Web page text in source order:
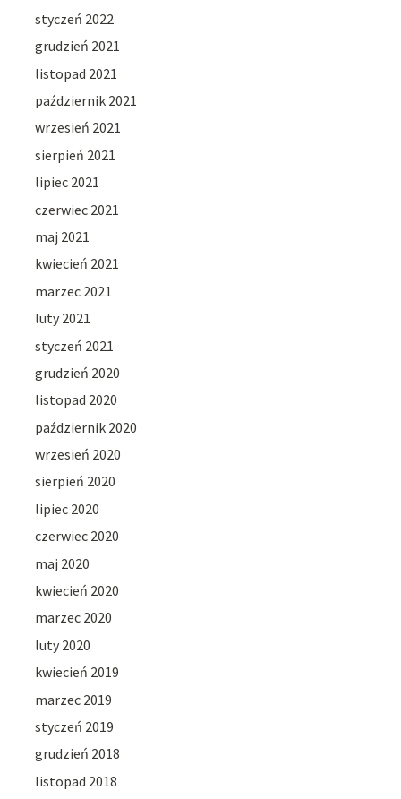
styczeń 2022
grudzień 2021
listopad 2021
październik 2021
wrzesień 2021
sierpień 2021
lipiec 2021
czerwiec 2021
maj 2021
kwiecień 2021
marzec 2021
luty 2021
styczeń 2021
grudzień 2020
listopad 2020
październik 2020
wrzesień 2020
sierpień 2020
lipiec 2020
czerwiec 2020
maj 2020
kwiecień 2020
marzec 2020
luty 2020
kwiecień 2019
marzec 2019
styczeń 2019
grudzień 2018
listopad 2018